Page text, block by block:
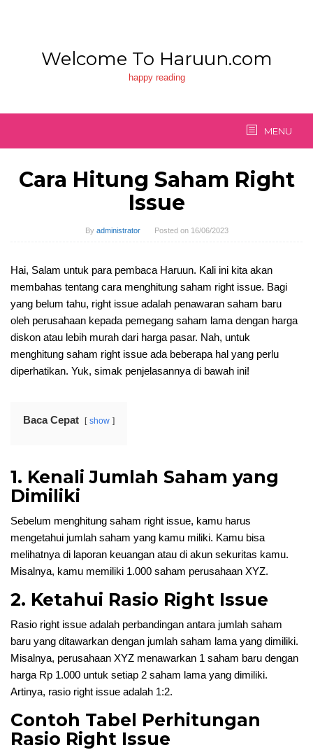
Welcome To Haruun.com
happy reading
MENU
Cara Hitung Saham Right
Issue
By administrator Posted on 16/06/2023
Hai, Salam untuk para pembaca Haruun. Kali ini kita akan
membahas tentang cara menghitung saham right issue. Bagi
yang belum tahu, right issue adalah penawaran saham baru
oleh perusahaan kepada pemegang saham lama dengan harga
diskon atau lebih murah dari harga pasar. Nah, untuk
menghitung saham right issue ada beberapa hal yang perlu
diperhatikan. Yuk, simak penjelasannya di bawah ini!
Baca Cepat show
1. Kenali Jumlah Saham yang
Dimiliki
Sebelum menghitung saham right issue, kamu harus
mengetahui jumlah saham yang kamu miliki. Kamu bisa
melihatnya di laporan keuangan atau di akun sekuritas kamu.
Misalnya, kamu memiliki 1.000 saham perusahaan XYZ.
2. Ketahui Rasio Right Issue
Rasio right issue adalah perbandingan antara jumlah saham
baru yang ditawarkan dengan jumlah saham lama yang dimiliki.
Misalnya, perusahaan XYZ menawarkan 1 saham baru dengan
harga Rp 1.000 untuk setiap 2 saham lama yang dimiliki.
Artinya, rasio right issue adalah 1:2.
Contoh Tabel Perhitungan
Rasio Right Issue